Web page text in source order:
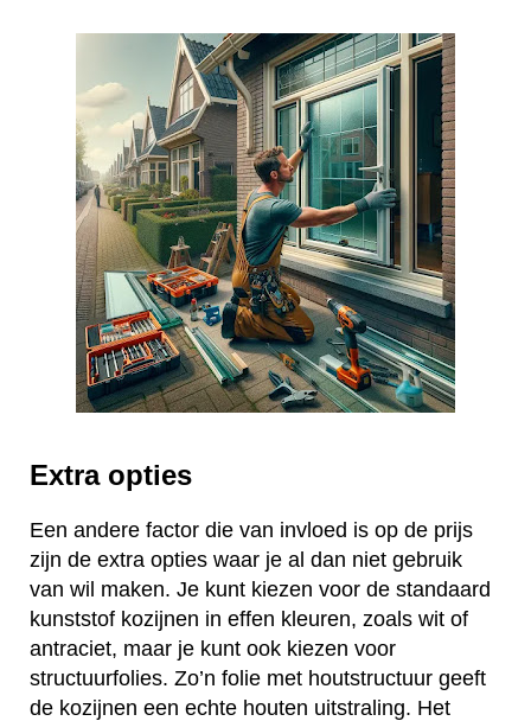
Extra opties
Een andere factor die van invloed is op de prijs
zijn de extra opties waar je al dan niet gebruik
van wil maken. Je kunt kiezen voor de standaard
kunststof kozijnen in effen kleuren, zoals wit of
antraciet, maar je kunt ook kiezen voor
structuurfolies. Zo’n folie met houtstructuur geeft
de kozijnen een echte houten uitstraling. Het